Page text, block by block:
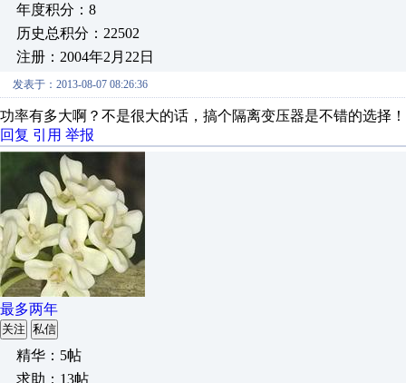
年度积分：8
历史总积分：22502
注册：2004年2月22日
发表于：2013-08-07 08:26:36
功率有多大啊？不是很大的话，搞个隔离变压器是不错的选择！
回复 引用 举报
最多两年
关注 私信
精华：5帖
求助：13帖